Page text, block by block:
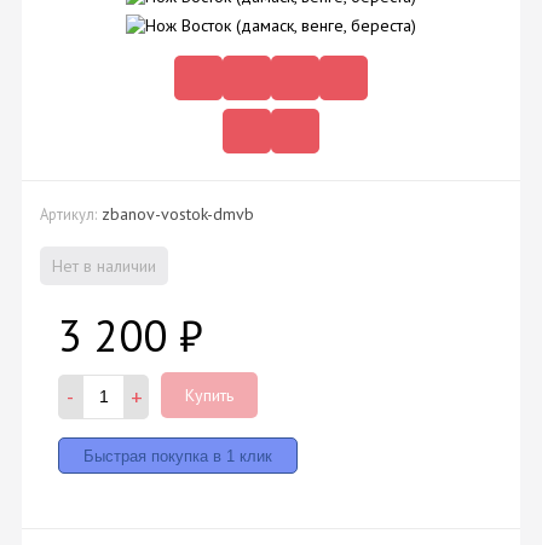
Артикул: zbanov-vostok-dmvb
Нет в наличии
3 200 ₽
- + Купить